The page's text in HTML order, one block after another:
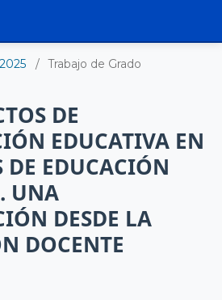
2025 / Trabajo de Grado
DE
EDUCATIVA EN
DE EDUCACIÓN
UNA
DESDE LA
DOCENTE